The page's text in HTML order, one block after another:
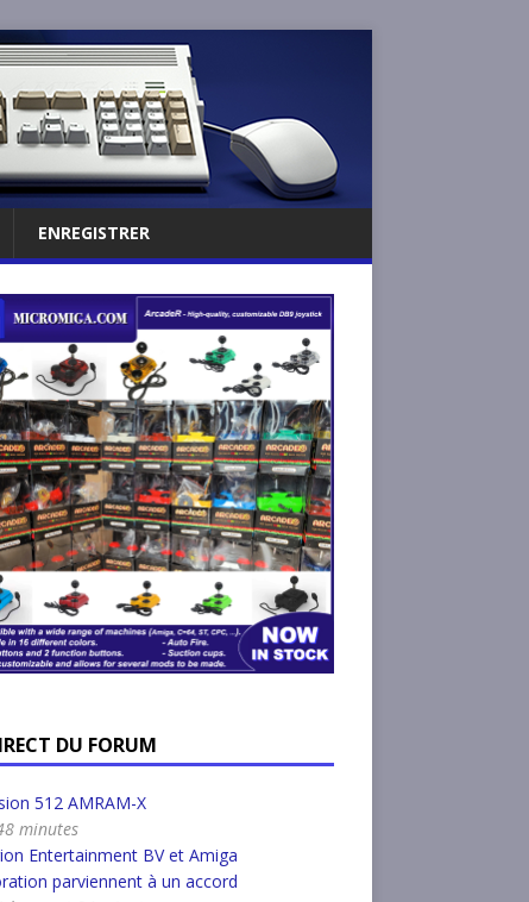
ENREGISTRER
DU FORUM
512 AMRAM-X
minutes
Entertainment BV et Amiga
parviennent à un accord